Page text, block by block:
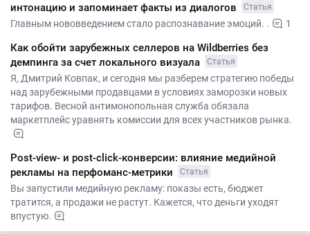
интонацию и запоминает факты из диалогов
Статья
Главным нововведением стало распознавание эмоций. . 1
Как обойти зарубежных селлеров на Wildberries без
демпинга за счет локального визуала
Статья
Я, Дмитрий Ковпак, и сегодня мы разберем стратегию победы
над зарубежными продавцами в условиях заморозки новых
тарифов. Весной антимонопольная служба обязала
маркетплейс уравнять комиссии для всех участников рынка.
Post-view- и post-click-конверсии: влияние медийной
рекламы на перфоманс-метрики
Статья
Вы запустили медийную рекламу: показы есть, бюджет
тратится, а продажи не растут. Кажется, что деньги уходят
впустую.